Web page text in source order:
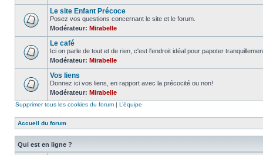
Le site Enfant Précoce
Posez vos questions concernant le site et le forum.
Modérateur: Mirabelle
Le café
Ici on parle de tout et de rien, c'est l'endroit idéal pour papoter
Modérateur: Mirabelle
Vos liens
Donnez ici vos liens, en rapport avec la précocité ou non!
Modérateur: Mirabelle
Supprimer tous les cookies du forum | L’équipe
Accueil du forum
Qui est en ligne ?